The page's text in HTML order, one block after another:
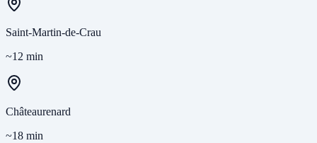
Saint-Martin-de-Crau
~12 min
Châteaurenard
~18 min